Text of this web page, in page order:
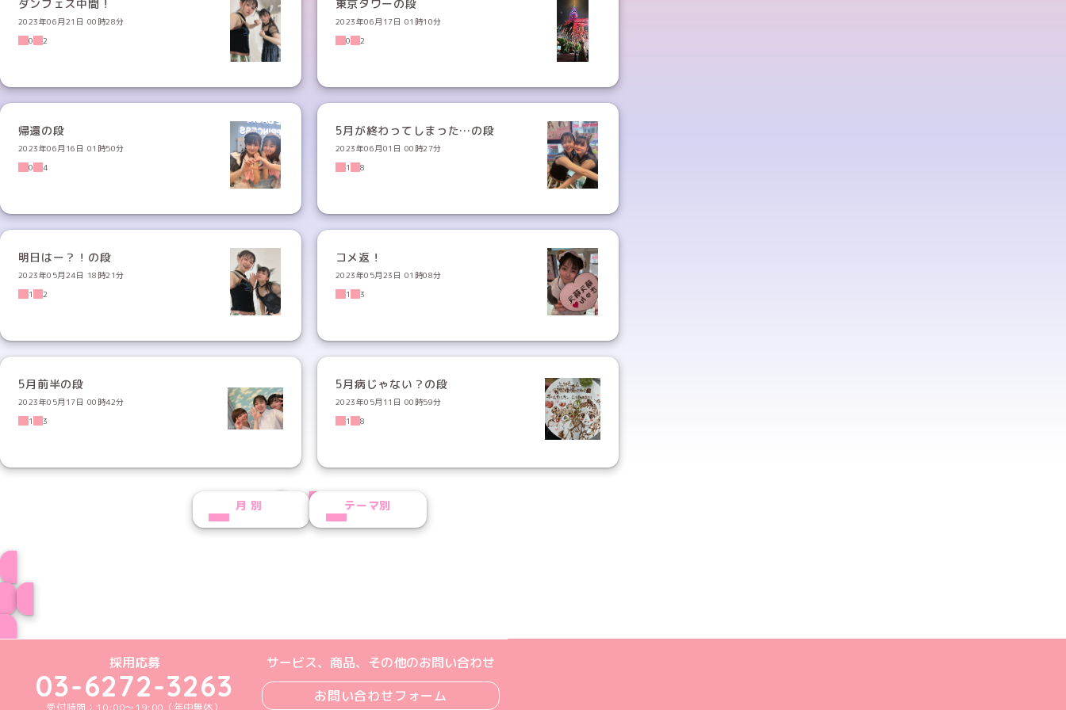
ダンフェス中間！
2023年06月21日 00時28分
0
2
東京タワーの段
2023年06月17日 01時10分
0
2
帰還の段
2023年06月16日 01時50分
0
4
5月が終わってしまった…の段
2023年06月01日 00時27分
1
8
明日はー？！の段
2023年05月24日 18時21分
1
2
コメ返！
2023年05月23日 01時08分
1
3
5月前半の段
2023年05月17日 00時42分
1
3
5月病じゃない？の段
2023年05月11日 00時59分
1
8
PREVNEXT
月別 テーマ別
めいどりーみんTikTok公式アカウント
めいどりーみんX公式アカウント
めいどりーみんInstagram公式アカウント
めいどりーみんFacebook公式アカウント
めいどりーみんYouTube公式アカウント
採用応募
03-6272-3263
サービス、商品、その他のお問い合わせ
お問い合わせフォーム